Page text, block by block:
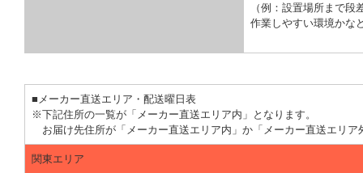
（例：設置場所まで段
作業しやすい環境かな
■メーカー直送エリア・配送曜日表
※下記住所の一覧が「メーカー直送エリア内」となります。
お届け先住所が「メーカー直送エリア内」か「メーカー直送エリア
関東エリア